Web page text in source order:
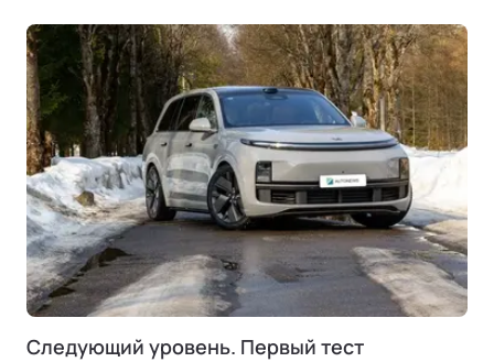
Следующий уровень. Первый тест